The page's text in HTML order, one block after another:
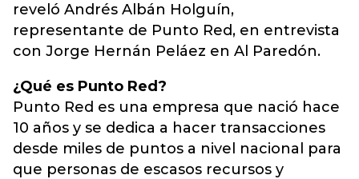
reveló Andrés Albán Holguín,
representante de Punto Red, en entrevista
con Jorge Hernán Peláez en Al Paredón.
¿Qué es Punto Red?
Punto Red es una empresa que nació hace
10 años y se dedica a hacer transacciones
desde miles de puntos a nivel nacional para
que personas de escasos recursos y